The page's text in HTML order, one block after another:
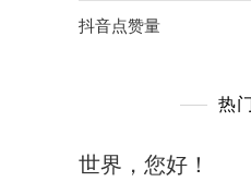
抖音点赞量
热
世界，您好！